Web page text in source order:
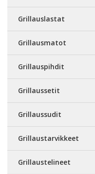
Grillauslastat
Grillausmatot
Grillauspihdit
Grillaussetit
Grillaussudit
Grillaustarvikkeet
Grillaustelineet